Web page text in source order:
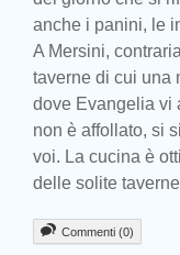
anche i panini, le
A Mersini,
taverne di cui una
dove Evangelia vi
non è affollato, si
voi. La cucina è
delle solite
Commenti (0)